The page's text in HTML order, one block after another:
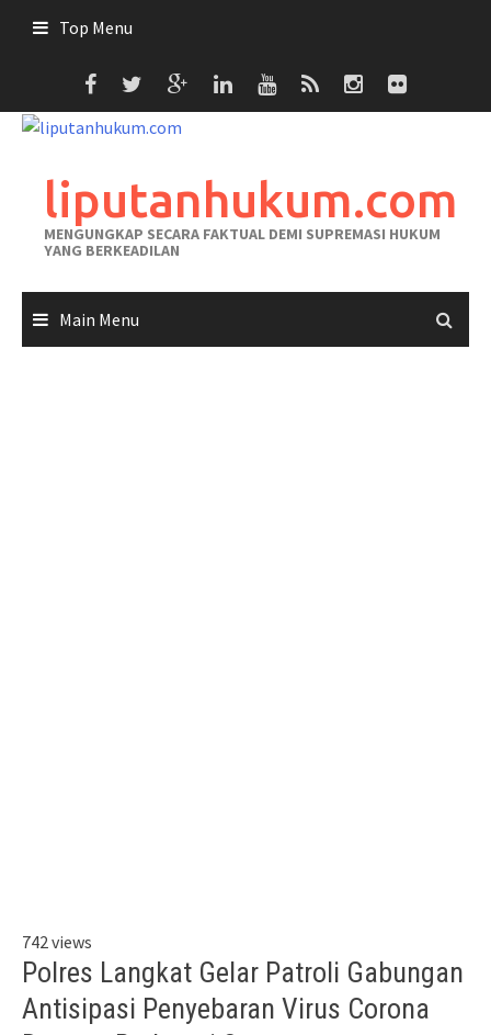
Top Menu
liputanhukum.com
MENGUNGKAP SECARA FAKTUAL DEMI SUPREMASI HUKUM
YANG BERKEADILAN
Main Menu
742 views
Polres Langkat Gelar Patroli Gabungan
Antisipasi Penyebaran Virus Corona